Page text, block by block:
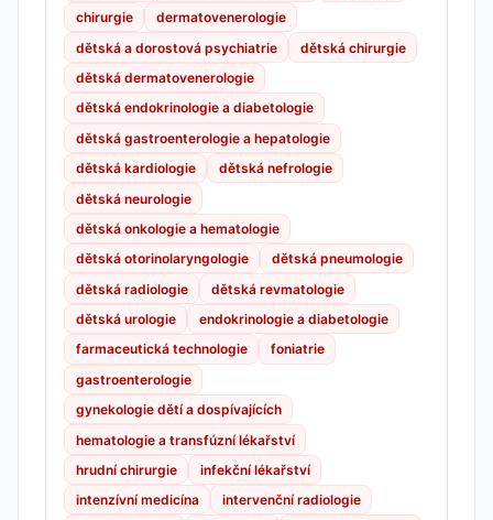
chirurgie
dermatovenerologie
dětská a dorostová psychiatrie
dětská chirurgie
dětská dermatovenerologie
dětská endokrinologie a diabetologie
dětská gastroenterologie a hepatologie
dětská kardiologie
dětská nefrologie
dětská neurologie
dětská onkologie a hematologie
dětská otorinolaryngologie
dětská pneumologie
dětská radiologie
dětská revmatologie
dětská urologie
endokrinologie a diabetologie
farmaceutická technologie
foniatrie
gastroenterologie
gynekologie dětí a dospívajících
hematologie a transfúzní lékařství
hrudní chirurgie
infekční lékařství
intenzívní medicína
intervenční radiologie